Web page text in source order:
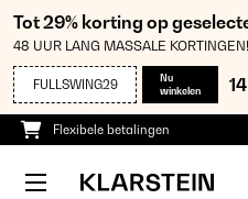
Tot 29% korting op
48 UUR LANG MASSALE KORTINGEN!
FULLSWING29
Nu
winkelen
14
Flexibele betalingen